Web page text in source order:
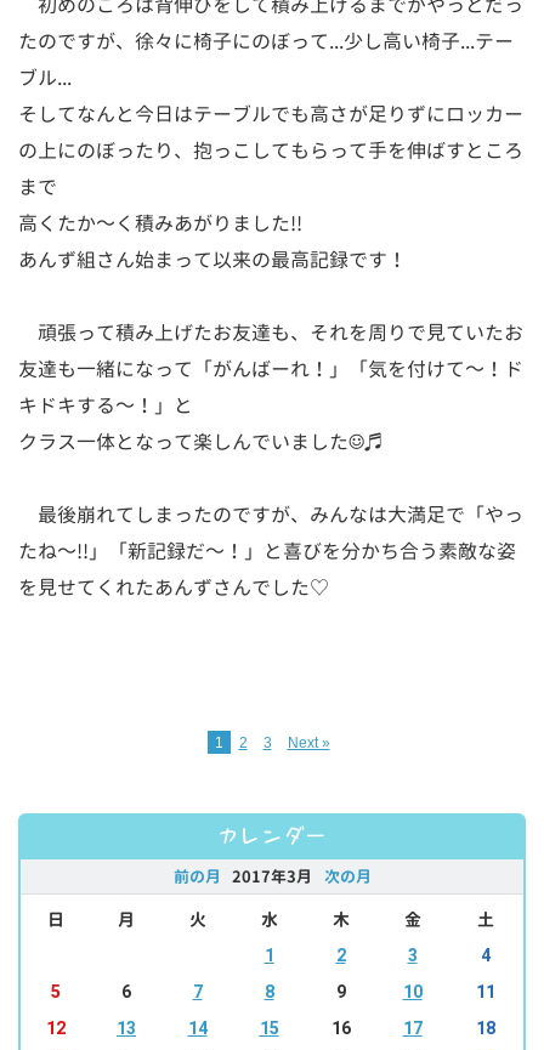
たのですが、徐々に椅子にのぼって...少し高い椅子...テー
ブル...
そしてなんと今日はテーブルでも高さが足りずにロッカー
の上にのぼったり、抱っこしてもらって手を伸ばすところ
まで
高くたか～く積みあがりました!!
あんず組さん始まって以来の最高記録です！
頑張って積み上げたお友達も、それを周りで見ていたお
友達も一緒になって「がんばーれ！」「気を付けて～！ド
キドキする～！」と
クラス一体となって楽しんでいました☺♬
最後崩れてしまったのですが、みんなは大満足で「やっ
たね～!!」「新記録だ～！」と喜びを分かち合う素敵な姿
を見せてくれたあんずさんでした♡
1 2 3 Next »
カレンダー
前の月 2017年3月 次の月
日 月 火 水 木 金 土
1 2 3
4
5
6 7 8 9 10
11
12
13 14 15 16 17
18